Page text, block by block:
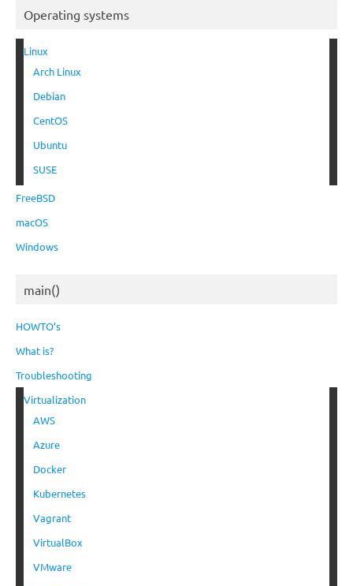
Operating systems
Linux
Arch Linux
Debian
CentOS
Ubuntu
SUSE
FreeBSD
macOS
Windows
main()
HOWTO’s
What is?
Troubleshooting
Virtualization
AWS
Azure
Docker
Kubernetes
Vagrant
VirtualBox
VMware